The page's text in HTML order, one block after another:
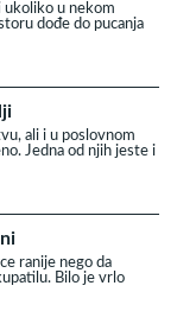
ukoliko u nekom
dođe do pucanja
ali i u poslovnom
Jedna od njih jeste i
ranije nego da
Bilo je vrlo